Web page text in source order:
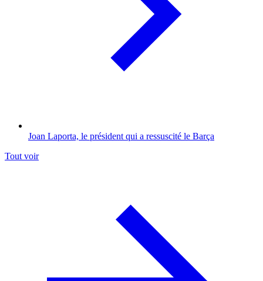
Joan Laporta, le président qui a ressuscité le Barça
Tout voir